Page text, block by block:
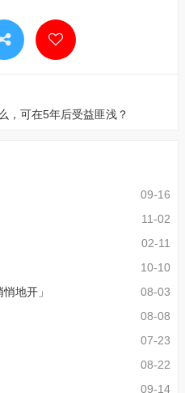
，可在5年后受益匪浅？
09-16
11-02
02-11
10-10
08-03
地开」
08-08
07-23
08-22
09-14